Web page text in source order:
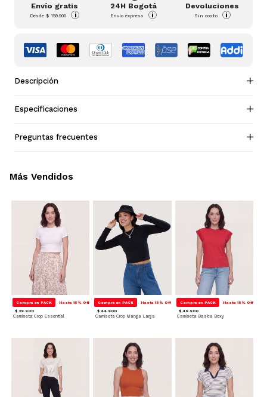
Envío gratis
Desde$ 159.900 i
24H Bogotá
Envío express i
Devoluciones
Sin costo i
Descripción
Especificaciones
Preguntas frecuentes
Compra en PACK Hasta 15% Off
$ 39.900
Camiseta Crop Essential
Compra en PACK Hasta 15% Off
$ 44.900
Camiseta Crop Manga Larga
Compra en PACK Hasta 15% Off
$ 49.900
Camiseta Basica Boxy
Más Vendidos